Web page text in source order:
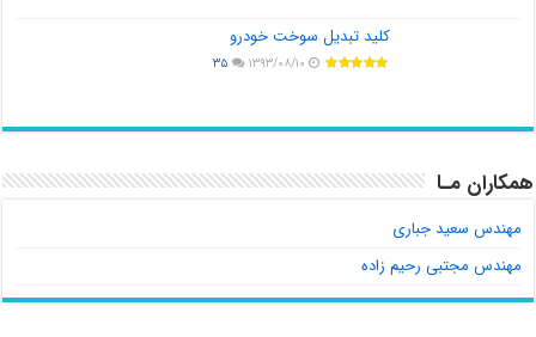
کلید تبدیل سوخت خودرو
۱۳۹۳/۰۸/۱۰ ۳۵
همکاران مـا
مهندس سعید جباری
مهندس مجتبی رحیم زاده